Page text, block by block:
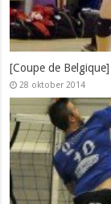
[Coupe de
28 oktober 2014